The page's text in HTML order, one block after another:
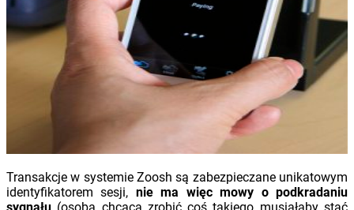
Transakcje w systemie Zoosh są zabezpieczane unikatowym
identyfikatorem sesji, nie ma więc mowy o podkradaniu